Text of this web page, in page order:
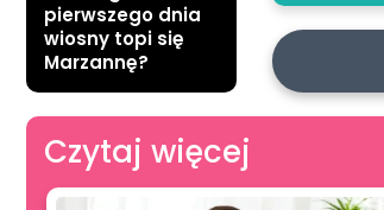
pierwszego dnia
wiosny topi się
Marzannę?
Czytaj więcej